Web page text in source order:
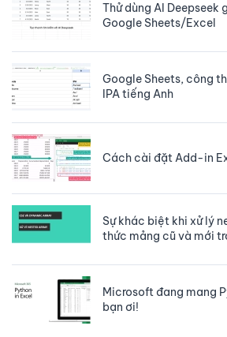
Thử dùng AI Deepseek
Google Sheets/Excel
Google Sheets, công
IPA tiếng Anh
Cách cài đặt Add-in
Sự khác biệt khi xử lý
thức mảng cũ và mới
Microsoft đang mang
bạn ơi!